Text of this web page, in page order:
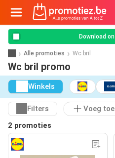
Download
Alle promoties Wc bril
Wc bril promo
Winkels
Filters
Voeg toe
2 promoties